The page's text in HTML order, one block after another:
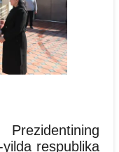
respublika